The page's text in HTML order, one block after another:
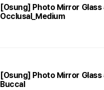
[Osung] Photo Mirror Glass
Occlusal_Medium
[Osung] Photo Mirror Glass
Buccal